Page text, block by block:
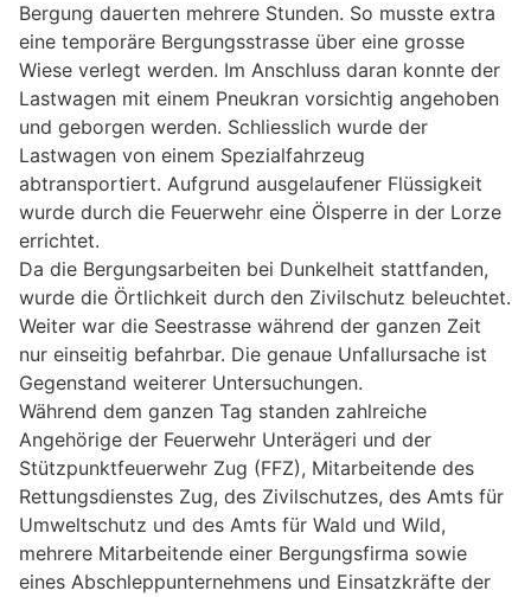
Bergung dauerten mehrere Stunden. So musste extra
eine temporäre Bergungsstrasse über eine grosse
Wiese verlegt werden. Im Anschluss daran konnte der
Lastwagen mit einem Pneukran vorsichtig angehoben
und geborgen werden. Schliesslich wurde der
Lastwagen von einem Spezialfahrzeug
abtransportiert. Aufgrund ausgelaufener Flüssigkeit
wurde durch die Feuerwehr eine Ölsperre in der Lorze
errichtet.
Da die Bergungsarbeiten bei Dunkelheit stattfanden,
wurde die Örtlichkeit durch den Zivilschutz beleuchtet.
Weiter war die Seestrasse während der ganzen Zeit
nur einseitig befahrbar. Die genaue Unfallursache ist
Gegenstand weiterer Untersuchungen.
Während dem ganzen Tag standen zahlreiche
Angehörige der Feuerwehr Unterägeri und der
Stützpunktfeuerwehr Zug (FFZ), Mitarbeitende des
Rettungsdienstes Zug, des Zivilschutzes, des Amts für
Umweltschutz und des Amts für Wald und Wild,
mehrere Mitarbeitende einer Bergungsfirma sowie
eines Abschleppunternehmens und Einsatzkräfte der